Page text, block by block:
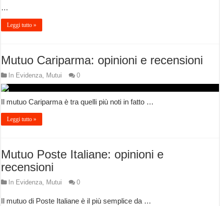
…
Leggi tutto »
Mutuo Cariparma: opinioni e recensioni
In Evidenza, Mutui 0
Il mutuo Cariparma è tra quelli più noti in fatto …
Leggi tutto »
Mutuo Poste Italiane: opinioni e
recensioni
In Evidenza, Mutui 0
Il mutuo di Poste Italiane è il più semplice da …